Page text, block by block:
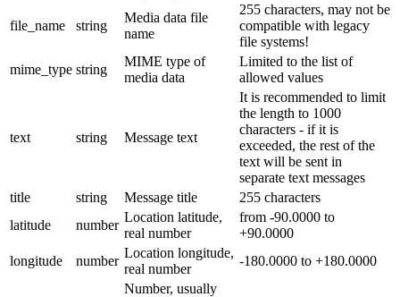
file_name string
Media data file
name
255 characters, may not be
compatible with legacy
file systems!
mime_type string
MIME type of
media data
Limited to the list of
allowed values
text string Message text
It is recommended to limit
the length to 1000
characters - if it is
exceeded, the rest of the
text will be sent in
separate text messages
title
string Message title
255 characters
latitude
number
Location latitude,
real number
from -90.0000 to
+90.0000
longitude
number
Location longitude,
real number
-180.0000 to +180.0000
Number, usually